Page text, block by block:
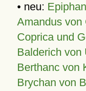
• neu:
Amandus von
Coprica und
Balderich von
Berthanc von
Brychan von